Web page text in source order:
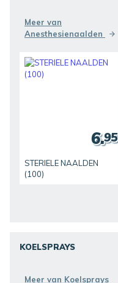
Meer van
Anesthesienaalden
STERIELE NAALDEN
(100)
6.95
KOELSPRAYS
Meer van Koelsprays